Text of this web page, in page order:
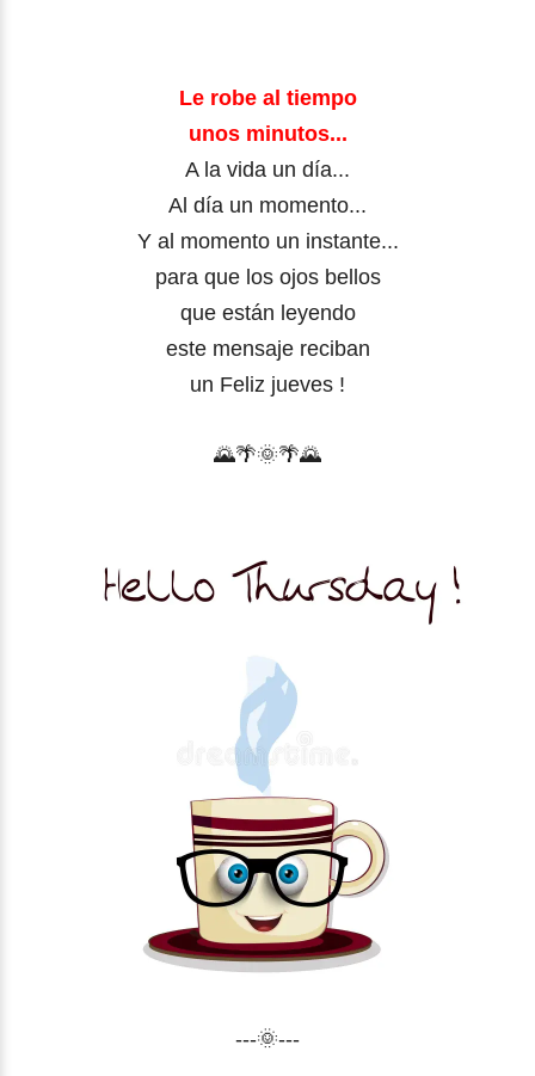
Le robe al tiempo
unos minutos...
A la vida un día...
Al día un momento...
Y al momento un instante...
para que los ojos bellos
que están leyendo
este mensaje reciban
un Feliz jueves !
🌄🌴🌞🌴🌄
---🌞---